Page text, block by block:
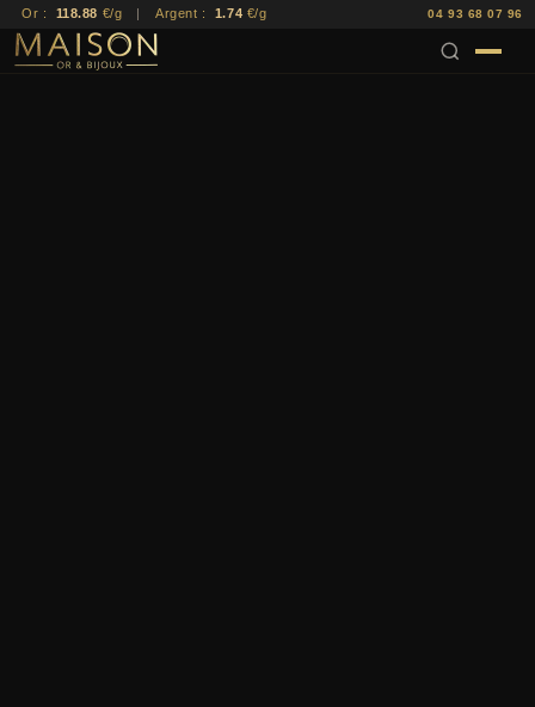
Or : 118.88 €/g | Argent : 1.74 €/g 04 93 68 07 96